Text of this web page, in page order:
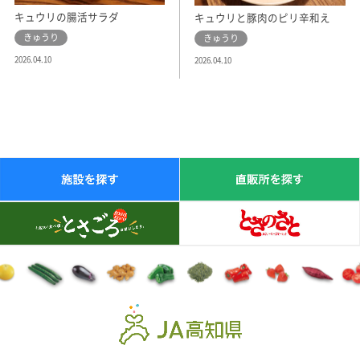
キュウリの腸活サラダ
きゅうり
2026.04.10
キュウリと豚肉のピリ辛和え
きゅうり
2026.04.10